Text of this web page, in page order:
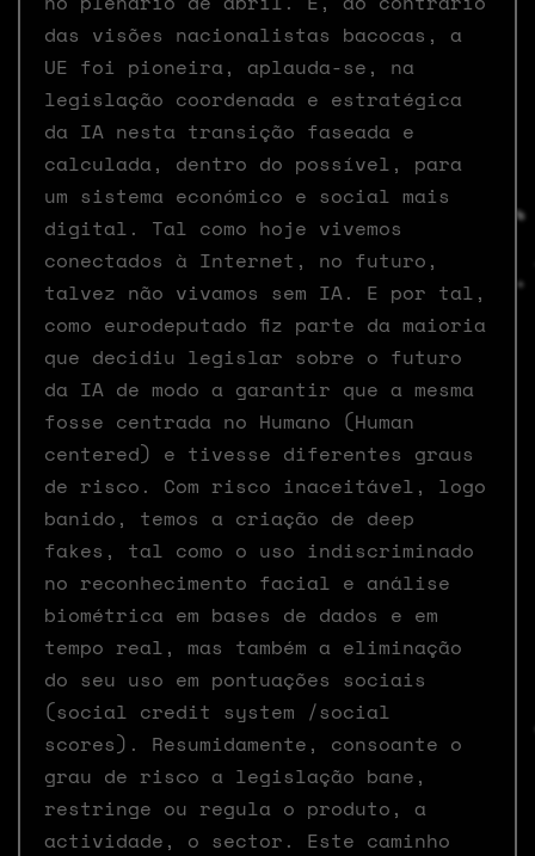
das visões nacionalistas bacocas, a
UE foi pioneira, aplauda-se, na
legislação coordenada e estratégica
da IA nesta transição faseada e
calculada, dentro do possível, para
um sistema económico e social mais
digital. Tal como hoje vivemos
conectados à Internet, no futuro,
talvez não vivamos sem IA. E por tal,
como eurodeputado fiz parte da maioria
que decidiu legislar sobre o futuro
da IA de modo a garantir que a mesma
fosse centrada no Humano (Human
centered) e tivesse diferentes graus
de risco. Com risco inaceitável, logo
banido, temos a criação de deep
fakes, tal como o uso indiscriminado
no reconhecimento facial e análise
biométrica em bases de dados e em
tempo real, mas também a eliminação
do seu uso em pontuações sociais
(social credit system /social
scores). Resumidamente, consoante o
grau de risco a legislação bane,
restringe ou regula o produto, a
actividade, o sector. Este caminho